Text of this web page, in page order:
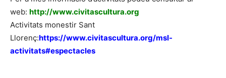
web: http://www.civitascultura.org
Activitats monestir Sant
Llorenç:https://www.civitascultura.org/msl-
activitats#espectacles